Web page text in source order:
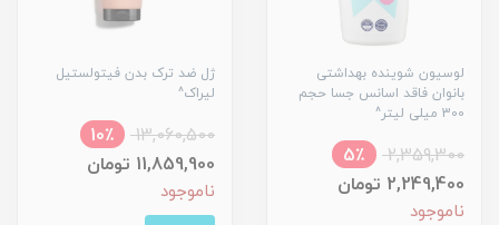
لوسیون شوینده بهداشتی
بانوان فاقد اسانس جسا حجم
300 میلی لیتر^
2,359,300
5٪
2,249,400 تومان
ناموجود
ژل ضد ترک بدن فیتولستیل
لیراک^
13,060,500
10٪
11,859,900 تومان
ناموجود